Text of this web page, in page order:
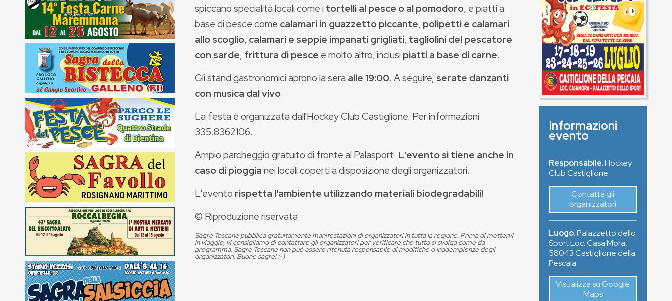
spiccano specialità locali come i tortelli al pesce o al pomodoro, e piatti a
base di pesce come calamari in guazzetto piccante, polipetti e calamari
allo scoglio, calamari e seppie impanati grigliati, tagliolini del pescatore
con sarde, frittura di pesce e molto altro, inclusi piatti a base di carne.
Gli stand gastronomici aprono la sera alle 19:00. A seguire, serate danzanti
con musica dal vivo.
La festa è organizzata dall'Hockey Club Castiglione. Per informazioni
335.8362106.
Ampio parcheggio gratuito di fronte al Palasport. L'evento si tiene anche in
caso di pioggianei locali coperti a disposizione degli organizzatori.
L'evento rispetta l'ambiente utilizzando materiali biodegradabili!
© Riproduzione riservata
Sagre Toscane pubblica gratuitamente manifestazioni di organizzatori in tutta la regione. Prima di mettervi
in viaggio, vi consigliamo di contattare gli organizzatori per verificare che tutto si svolga come da
programma. Sagre Toscane non può essere ritenuta responsabile di modifiche o inadempienze degli
organizzatori. Buone sagre! :-)
Informazioni
evento
Responsabile: Hockey
Club Castiglione
Contatta gli
organizzatori
Luogo:Palazzetto dello
Sport Loc. Casa Mora,
58043Castiglione della
Pescaia
Visualizza su Google
Maps